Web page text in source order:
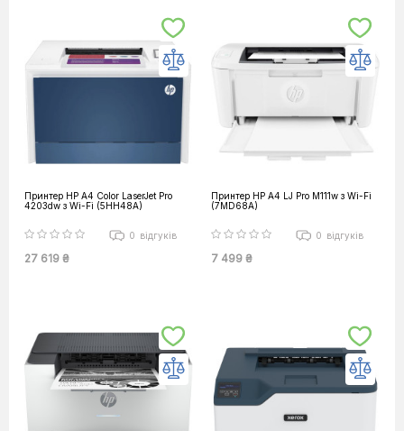
Принтер HP А4 Color LaserJet Pro
4203dw з Wi-Fi (5HH48A)
0 відгуків
27 619 ₴
Принтер HP А4 LJ Pro M111w з Wi-Fi
(7MD68A)
0 відгуків
7 499 ₴